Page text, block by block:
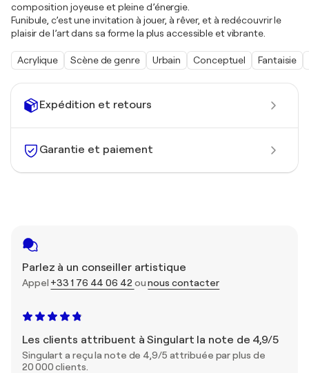
Expédition et retours
Garantie et paiement
Parlez à un conseiller artistique
Appel +33 1 76 44 06 42 ounous contacter
Les clients attribuent à Singulart la note de 4,9/5
Singulart a reçu la note de 4,9/5 attribuée par plus de
20 000 clients.
composition joyeuse et pleine d’énergie.
Funibule, c’est une invitation à jouer, à rêver, et à redécouvrir le
plaisir de l’art dans sa forme la plus accessible et vibrante.
Acrylique Scène de genre Urbain Conceptuel Fantaisie